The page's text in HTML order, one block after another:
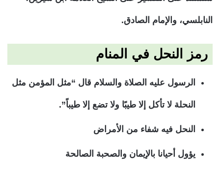
النابلسي، والإمام الصادق.
رمز النحل في المنام
الرسول عليه الصلاة والسلام قال “مثل المؤمن مثل
النحلة لا تأكل إلا طيبًا ولا تضع إلا طيباً”.
النحل فيه شفاء من الأمراض
يؤول أحيانا بالإيمان والصحبة الصالحة